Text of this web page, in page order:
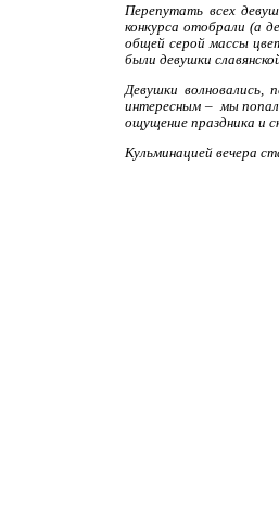
Перепутать всех
конкурса отобрали (а
общей серой массы
были девушки
Девушки волновались,
интересным – мы
ощущение праздника и
Кульминацией вечера